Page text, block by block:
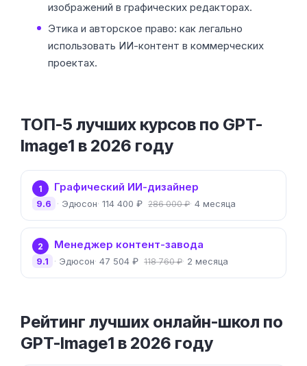
изображений в графических редакторах.
Этика и авторское право: как легально
использовать ИИ-контент в коммерческих
проектах.
ТОП-5 лучших курсов по GPT-
Image1 в 2026 году
1 Графический ИИ-дизайнер
Эдюсон 114 400 ₽ 286 000 ₽ 4 месяца
9.6
2 Менеджер контент-завода
Эдюсон 47 504 ₽ 118 760 ₽ 2 месяца
9.1
Рейтинг лучших онлайн-школ по
GPT-Image1 в 2026 году